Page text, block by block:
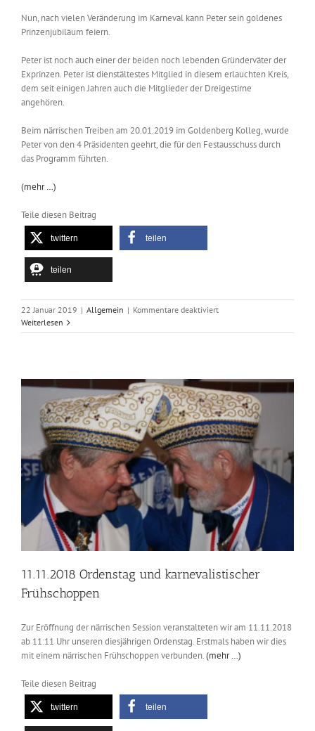
Nun, nach vielen Veränderung im Karneval kann Peter sein goldenes
Prinzenjubiläum feiern.
Peter ist noch auch einer der beiden noch lebenden Gründerväter der
Exprinzen. Peter ist dienstältestes Mitglied in diesem erlauchten Kreis,
dem seit einigen Jahren auch die Mitglieder der Dreigestirne
angehören.
Beim närrischen Treiben am 20.01.2019 im Goldenberg Kolleg, wurde
Peter von den 4 Präsidenten geehrt, die für den Festausschuss durch
das Programm führten.
(mehr …)
Teile diesen Beitrag
twittern teilen
teilen
22 Januar 2019 | Allgemein | Kommentare deaktiviertfür
Prinzenjubiläum.
50
Jahren
Prinz
in
Alt
Hürth
Weiterlesen
11.11.2018 Ordenstag und karnevalistischer
Frühschoppen
Zur Eröffnung der närrischen Session veranstalteten wir am 11.11.2018
ab 11:11 Uhr unseren diesjährigen Ordenstag. Erstmals haben wir dies
mit einem närrischen Frühschoppen verbunden.(mehr …)
Teile diesen Beitrag
twittern teilen